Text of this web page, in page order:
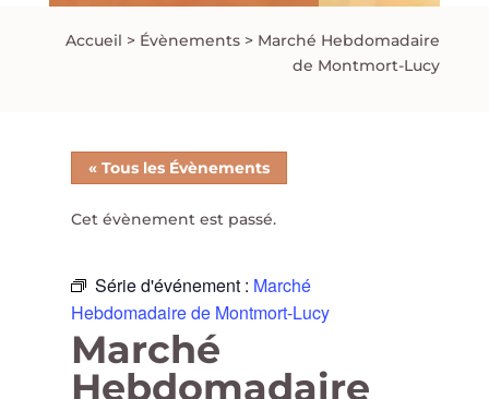
Accueil > Évènements > Marché Hebdomadaire
de Montmort-Lucy
« Tous les Évènements
Cet évènement est passé.
Série d'événement : Marché
Hebdomadaire de Montmort-Lucy
Marché
Hebdomadaire